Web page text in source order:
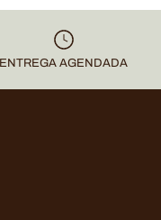
ENTREGA AGENDADA